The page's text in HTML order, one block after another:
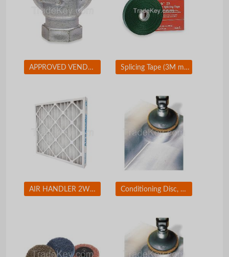
APPROVED VENDOR 3LX90 Coupler 1 In Size Splicing Tape (3M mil Black)
AIR HANDLER 2W234 Std Cap.Pleated Filter 12x24x2 MERV7 Conditioning Disc, AlO, 2in, Crs, TR